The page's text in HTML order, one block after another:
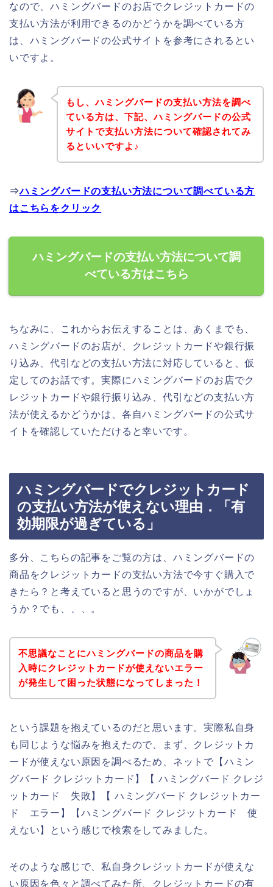
なので、ハミングバードのお店でクレジットカードの
支払い方法が利用できるのかどうかを調べている方
は、ハミングバードの公式サイトを参考にされるとい
いですよ。
もし、ハミングバードの支払い方法を調べ
ている方は、下記、ハミングバードの公式
サイトで支払い方法について確認されてみ
るといいですよ♪
⇒ハミングバードの支払い方法について調べている方
はこちらをクリック
ハミングバードの支払い方法について調
べている方はこちら
ちなみに、これからお伝えすることは、あくまでも、
ハミングバードのお店が、クレジットカードや銀行振
り込み、代引などの支払い方法に対応していると、仮
定してのお話です。実際にハミングバードのお店でク
レジットカードや銀行振り込み、代引などの支払い方
法が使えるかどうかは、各自ハミングバードの公式サ
イトを確認していただけると幸いです。
ハミングバードでクレジットカード
の支払い方法が使えない理由．「有
効期限が過ぎている」
多分、こちらの記事をご覧の方は、ハミングバードの
商品をクレジットカードの支払い方法で今すぐ購入で
きたら？と考えていると思うのですが、いかがでしょ
うか？でも、、、。
不思議なことにハミングバードの商品を購
入時にクレジットカードが使えないエラー
が発生して困った状態になってしまった！
という課題を抱えているのだと思います。実際私自身
も同じような悩みを抱えたので、まず、クレジットカ
ードが使えない原因を調べるため、ネットで【ハミン
グバード クレジットカード】【 ハミングバード クレジ
ットカード 失敗】【 ハミングバード クレジットカー
ド エラー】【ハミングバード クレジットカード 使
えない】という感じで検索をしてみました。
そのような感じで、私自身クレジットカードが使えな
い原因を色々と調べてみた所、クレジットカードの有